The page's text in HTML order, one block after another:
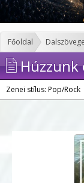
Főoldal
Húzzunk
Zenei stílus: Pop/Rock